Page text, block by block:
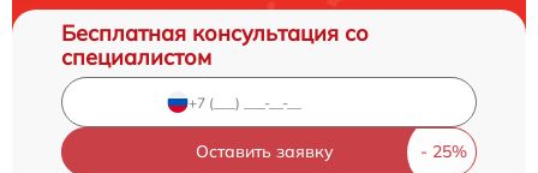
Бесплатная консультация со
специалистом
Оставить заявку